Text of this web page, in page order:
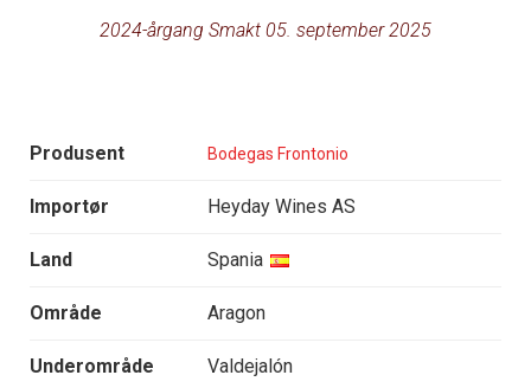
2024-årgang Smakt 05. september 2025
Produsent Bodegas Frontonio
Importør Heyday Wines AS
Land Spania
Område Aragon
Underområde Valdejalón